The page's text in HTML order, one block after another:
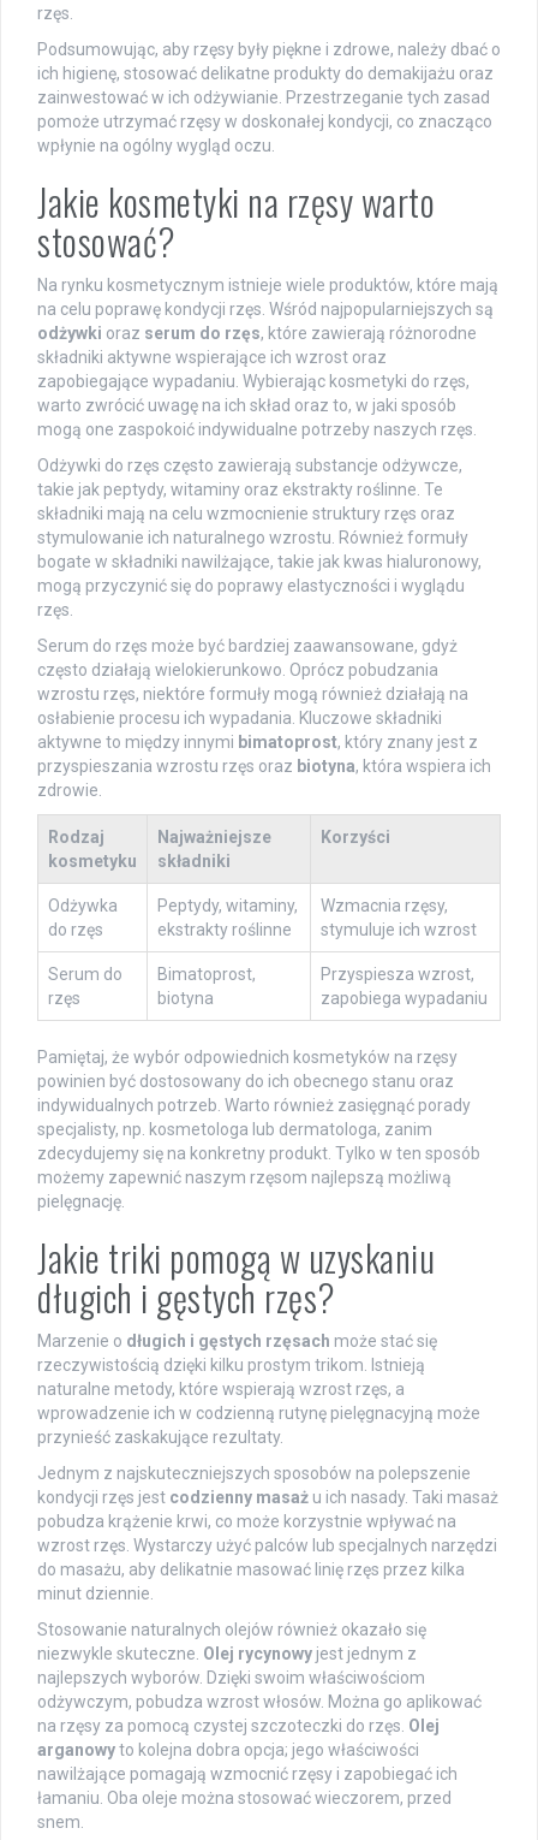
rzęs.
Podsumowując, aby rzęsy były piękne i zdrowe, należy dbać o
ich higienę, stosować delikatne produkty do demakijażu oraz
zainwestować w ich odżywianie. Przestrzeganie tych zasad
pomoże utrzymać rzęsy w doskonałej kondycji, co znacząco
wpłynie na ogólny wygląd oczu.
Jakie kosmetyki na rzęsy warto
stosować?
Na rynku kosmetycznym istnieje wiele produktów, które mają
na celu poprawę kondycji rzęs. Wśród najpopularniejszych są
odżywki oraz serum do rzęs, które zawierają różnorodne
składniki aktywne wspierające ich wzrost oraz
zapobiegające wypadaniu. Wybierając kosmetyki do rzęs,
warto zwrócić uwagę na ich skład oraz to, w jaki sposób
mogą one zaspokoić indywidualne potrzeby naszych rzęs.
Odżywki do rzęs często zawierają substancje odżywcze,
takie jak peptydy, witaminy oraz ekstrakty roślinne. Te
składniki mają na celu wzmocnienie struktury rzęs oraz
stymulowanie ich naturalnego wzrostu. Również formuły
bogate w składniki nawilżające, takie jak kwas hialuronowy,
mogą przyczynić się do poprawy elastyczności i wyglądu
rzęs.
Serum do rzęs może być bardziej zaawansowane, gdyż
często działają wielokierunkowo. Oprócz pobudzania
wzrostu rzęs, niektóre formuły mogą również działają na
osłabienie procesu ich wypadania. Kluczowe składniki
aktywne to między innymi bimatoprost, który znany jest z
przyspieszania wzrostu rzęs oraz biotyna, która wspiera ich
zdrowie.
Rodzaj
kosmetyku
Najważniejsze
składniki
Korzyści
Odżywka
do rzęs
Peptydy, witaminy,
ekstrakty roślinne
Wzmacnia rzęsy,
stymuluje ich wzrost
Serum do
rzęs
Bimatoprost,
biotyna
Przyspiesza wzrost,
zapobiega wypadaniu
Pamiętaj, że wybór odpowiednich kosmetyków na rzęsy
powinien być dostosowany do ich obecnego stanu oraz
indywidualnych potrzeb. Warto również zasięgnąć porady
specjalisty, np. kosmetologa lub dermatologa, zanim
zdecydujemy się na konkretny produkt. Tylko w ten sposób
możemy zapewnić naszym rzęsom najlepszą możliwą
pielęgnację.
Jakie triki pomogą w uzyskaniu
długich i gęstych rzęs?
Marzenie o długich i gęstych rzęsach może stać się
rzeczywistością dzięki kilku prostym trikom. Istnieją
naturalne metody, które wspierają wzrost rzęs, a
wprowadzenie ich w codzienną rutynę pielęgnacyjną może
przynieść zaskakujące rezultaty.
Jednym z najskuteczniejszych sposobów na polepszenie
kondycji rzęs jest codzienny masaż u ich nasady. Taki masaż
pobudza krążenie krwi, co może korzystnie wpływać na
wzrost rzęs. Wystarczy użyć palców lub specjalnych narzędzi
do masażu, aby delikatnie masować linię rzęs przez kilka
minut dziennie.
Stosowanie naturalnych olejów również okazało się
niezwykle skuteczne. Olej rycynowy jest jednym z
najlepszych wyborów. Dzięki swoim właściwościom
odżywczym, pobudza wzrost włosów. Można go aplikować
na rzęsy za pomocą czystej szczoteczki do rzęs. Olej
arganowyto kolejna dobra opcja; jego właściwości
nawilżające pomagają wzmocnić rzęsy i zapobiegać ich
łamaniu. Oba oleje można stosować wieczorem, przed
snem.